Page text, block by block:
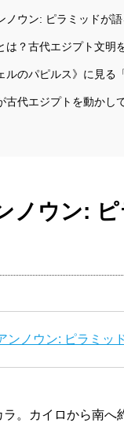
ノウン: ピラミッドが
は？古代エジプト文明
ルのパピルス》に見る
古代エジプトを動かし
ノウン:
ンノウン: ピラミッ
。カイロから南へ